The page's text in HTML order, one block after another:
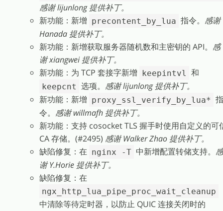
感谢 lijunlong 提供补丁。
新功能：新增 precontent_by_lua 指令。 感谢
Hanada 提供补丁。
新功能：新增获取服务器随机数和主密钥的 API。 感
谢 xiangwei 提供补丁。
新功能：为 TCP 套接字新增 keepintvl 和
keepcnt 选项。 感谢 lijunlong 提供补丁。
新功能：新增 proxy_ssl_verify_by_lua* 指
令。 感谢 willmafh 提供补丁。
新功能：支持 cosocket TLS 握手时使用自定义的可
CA 存储。(#2495) 感谢 Walker Zhao 提供补丁。
缺陷修复：在 nginx -T 中新增配置转储支持。 感
谢 Y.Horie 提供补丁。
缺陷修复：在
ngx_http_lua_pipe_proc_wait_cleanup
中清除等待定时器，以防止 QUIC 连接关闭时的